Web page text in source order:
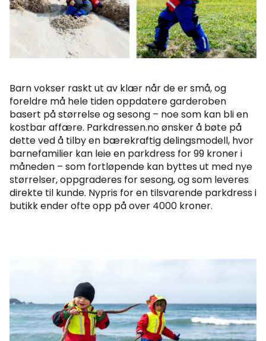
Barn vokser raskt ut av klær når de er små, og
foreldre må hele tiden oppdatere garderoben
basert på størrelse og sesong – noe som kan bli en
kostbar affære. Parkdressen.no ønsker å bøte på
dette ved å tilby en bærekraftig delingsmodell, hvor
barnefamilier kan leie en parkdress for 99 kroner i
måneden – som fortløpende kan byttes ut med nye
størrelser, oppgraderes for sesong, og som leveres
direkte til kunde. Nypris for en tilsvarende parkdress i
butikk ender ofte opp på over 4000 kroner.